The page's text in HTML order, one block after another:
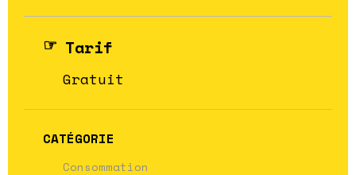
Tarif
Gratuit
CATÉGORIE
Consommation